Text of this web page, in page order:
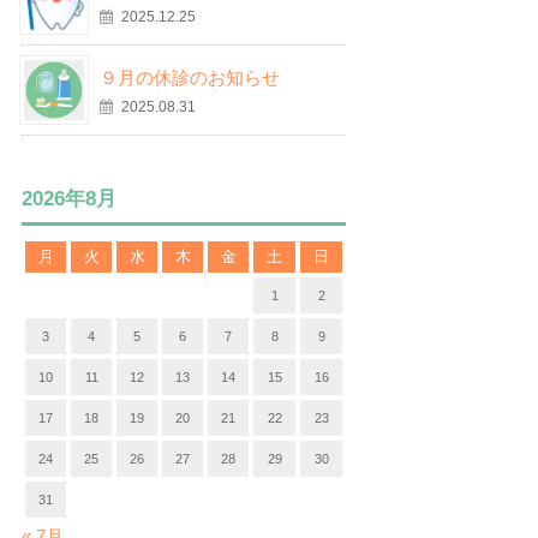
2025.12.25
９月の休診のお知らせ
2025.08.31
2026年8月
月 火 水 木 金 土 日
1 2
3 4 5 6 7 8 9
10 11 12 13 14 15 16
17 18 19 20 21 22 23
24 25 26 27 28 29 30
31